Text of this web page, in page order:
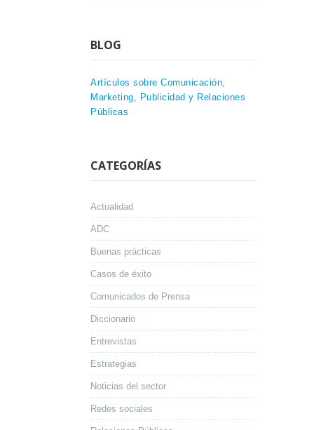
BLOG
Artículos sobre Comunicación,
Marketing, Publicidad y Relaciones
Públicas
CATEGORÍAS
Actualidad
ADC
Buenas prácticas
Casos de éxito
Comunicados de Prensa
Diccionario
Entrevistas
Estrategias
Noticias del sector
Redes sociales